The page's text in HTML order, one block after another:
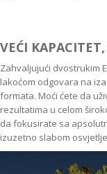
VEĆI
Zahvaljujući dvostrukim
lakoćom odgovara na
formata. Moći ćete da
rezultatima u celom
da fokusirate sa
izuzetno slabom